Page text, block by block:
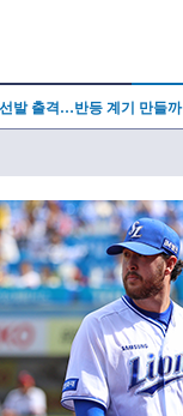
발 출격…반등 계기 만들까